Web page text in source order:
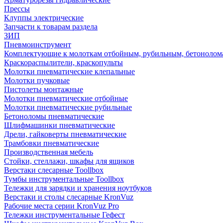
Прессы
Клуппы электрические
Запчасти к товарам раздела
ЗИП
Пневмоинструмент
Комплектующие к молоткам отбойным, рубильным,
Краскораспылители, краскопульты
Молотки пневматические клепальные
Молотки пучковые
Пистолеты монтажные
Молотки пневматические отбойные
Молотки пневматические рубильные
Бетоноломы пневматические
Шлифмашинки пневматические
Дрели, гайковерты пневматические
Трамбовки пневматические
Производственная мебель
Стойки, стеллажи, шкафы для ящиков
Верстаки слесарные Toollbox
Тумбы инструментальные Toollbox
Тележки для зарядки и хранения ноутбуков
Верстаки и столы слесарные KronVuz
Рабочие места серии KronVuz Pro
Тележки инструментальные Гефест